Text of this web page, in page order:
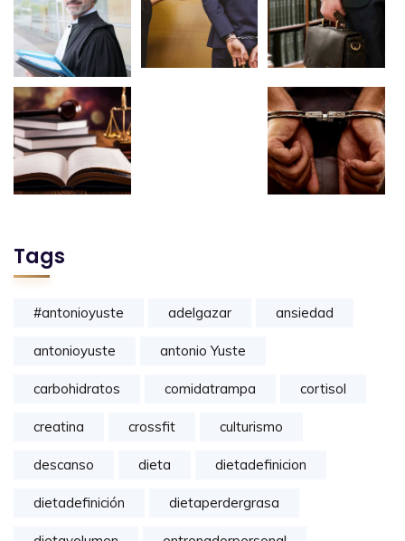
Tags
#antonioyuste adelgazar ansiedad
antonioyuste antonio Yuste
carbohidratos comidatrampa cortisol
creatina crossfit culturismo
descanso dieta dietadefinicion
dietadefinición dietaperdergrasa